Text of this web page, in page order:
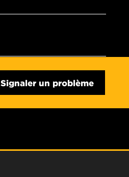
Signaler un problème